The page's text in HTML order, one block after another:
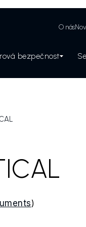
O nás
bezpečnost
)